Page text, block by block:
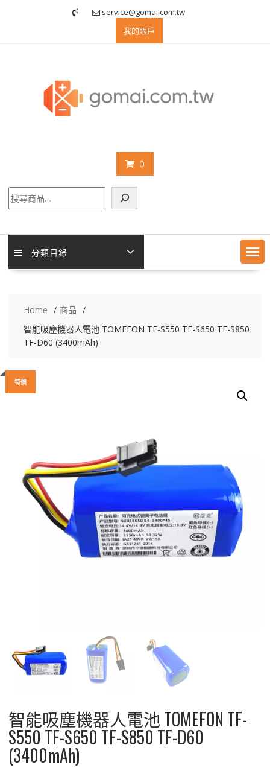
service@gomai.com.tw
我的賬戶
0
尋
分類目錄
Home
商品
智能吸塵機器人電池 TOMEFON TF-S550 TF-S650 TF-S850
TF-D60 (3400mAh)
特價
智能吸塵機器人電池 TOMEFON TF-
S550 TF-S650 TF-S850 TF-D60
(3400mAh)